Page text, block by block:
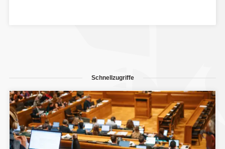
Schnellzugriffe